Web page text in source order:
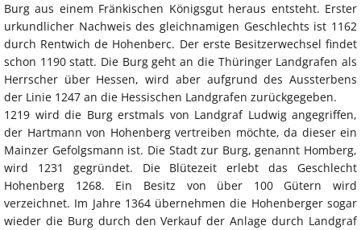
Burg aus einem Fränkischen Königsgut heraus entsteht. Erster
urkundlicher Nachweis des gleichnamigen Geschlechts ist 1162
durch Rentwich de Hohenberc. Der erste Besitzerwechsel findet
schon 1190 statt. Die Burg geht an die Thüringer Landgrafen als
Herrscher über Hessen, wird aber aufgrund des Aussterbens
der Linie 1247 an die Hessischen Landgrafen zurückgegeben.
1219 wird die Burg erstmals von Landgraf Ludwig angegriffen,
der Hartmann von Hohenberg vertreiben möchte, da dieser ein
Mainzer Gefolgsmann ist. Die Stadt zur Burg, genannt Homberg,
wird 1231 gegründet. Die Blütezeit erlebt das Geschlecht
Hohenberg 1268. Ein Besitz von über 100 Gütern wird
verzeichnet. Im Jahre 1364 übernehmen die Hohenberger sogar
wieder die Burg durch den Verkauf der Anlage durch Landgraf